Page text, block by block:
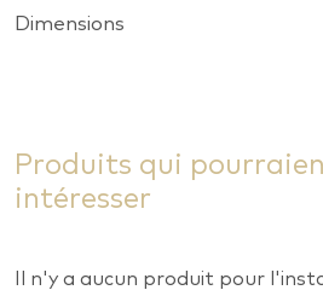
Dimensions
Produits qui
intéresser
Il n'y a aucun produit pour